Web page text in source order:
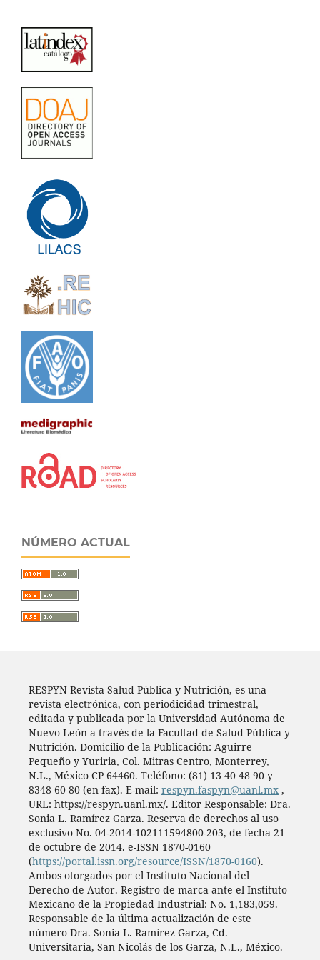
NÚMERO ACTUAL
RESPYN Revista Salud Pública y Nutrición, es una
revista electrónica, con periodicidad trimestral,
editada y publicada por la Universidad Autónoma de
Nuevo León a través de la Facultad de Salud Pública y
Nutrición. Domicilio de la Publicación: Aguirre
Pequeño y Yuriria, Col. Mitras Centro, Monterrey,
N.L., México CP 64460. Teléfono: (81) 13 40 48 90 y
8348 60 80 (en fax). E-mail: respyn.faspyn@uanl.mx,
URL: https://respyn.uanl.mx/. Editor Responsable: Dra.
Sonia L. Ramírez Garza. Reserva de derechos al uso
exclusivo No. 04-2014-102111594800-203, de fecha 21
de octubre de 2014. e-ISSN 1870-0160
(https://portal.issn.org/resource/ISSN/1870-0160).
Ambos otorgados por el Instituto Nacional del
Derecho de Autor. Registro de marca ante el Instituto
Mexicano de la Propiedad Industrial: No. 1,183,059.
Responsable de la última actualización de este
número Dra. Sonia L. Ramírez Garza, Cd.
Universitaria, San Nicolás de los Garza, N.L., México.